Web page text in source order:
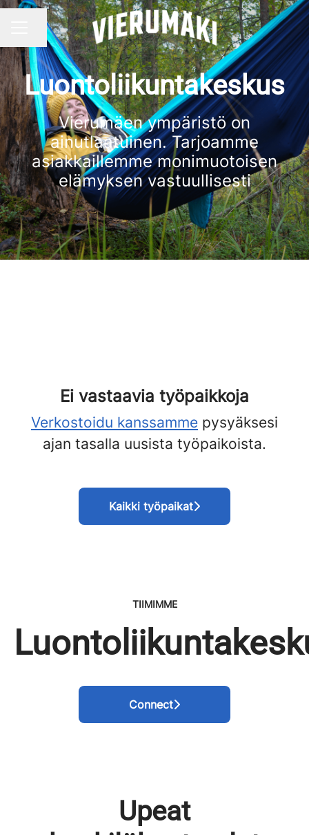
URAVALIKKO
Jaa sivu
Luontoliikuntakeskus
Vierumäen ympäristö on
ainutlaatuinen. Tarjoamme
asiakkaillemme monimuotoisen
elämyksen vastuullisesti
Ei vastaavia työpaikkoja
Verkostoidu kanssamme pysyäksesi
ajan tasalla uusista työpaikoista.
Kaikki työpaikat
TIIMIMME
Connect
Upeat